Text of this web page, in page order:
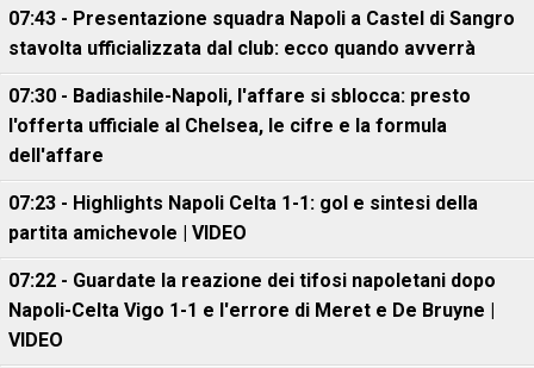
07:43 - Presentazione squadra Napoli a Castel di Sangro
stavolta ufficializzata dal club: ecco quando avverrà
07:30 - Badiashile-Napoli, l'affare si sblocca: presto
l'offerta ufficiale al Chelsea, le cifre e la formula
dell'affare
07:23 - Highlights Napoli Celta 1-1: gol e sintesi della
partita amichevole | VIDEO
07:22 - Guardate la reazione dei tifosi napoletani dopo
Napoli-Celta Vigo 1-1 e l'errore di Meret e De Bruyne |
VIDEO